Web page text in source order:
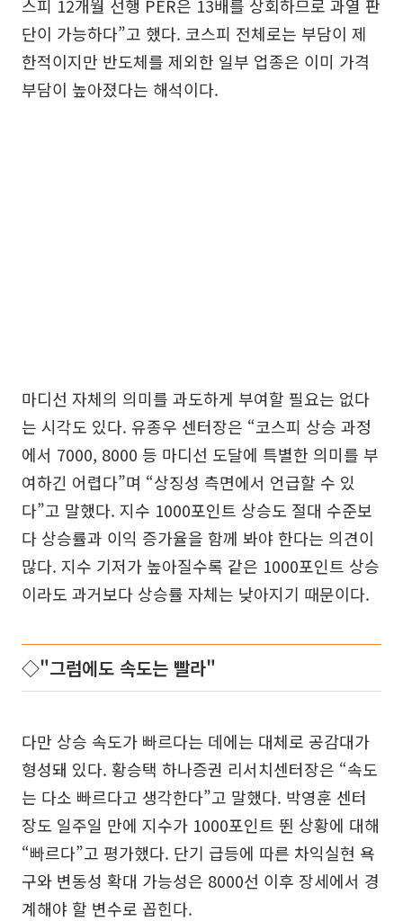
스피 12개월 선행 PER은 13배를 상회하므로 과열 판
단이 가능하다”고 했다. 코스피 전체로는 부담이 제
한적이지만 반도체를 제외한 일부 업종은 이미 가격
부담이 높아졌다는 해석이다.
마디선 자체의 의미를 과도하게 부여할 필요는 없다
는 시각도 있다. 유종우 센터장은 “코스피 상승 과정
에서 7000, 8000 등 마디선 도달에 특별한 의미를 부
여하긴 어렵다”며 “상징성 측면에서 언급할 수 있
다”고 말했다. 지수 1000포인트 상승도 절대 수준보
다 상승률과 이익 증가율을 함께 봐야 한다는 의견이
많다. 지수 기저가 높아질수록 같은 1000포인트 상승
이라도 과거보다 상승률 자체는 낮아지기 때문이다.
◇"그럼에도 속도는 빨라"
다만 상승 속도가 빠르다는 데에는 대체로 공감대가
형성돼 있다. 황승택 하나증권 리서치센터장은 “속도
는 다소 빠르다고 생각한다”고 말했다. 박영훈 센터
장도 일주일 만에 지수가 1000포인트 뛴 상황에 대해
“빠르다”고 평가했다. 단기 급등에 따른 차익실현 욕
구와 변동성 확대 가능성은 8000선 이후 장세에서 경
계해야 할 변수로 꼽힌다.